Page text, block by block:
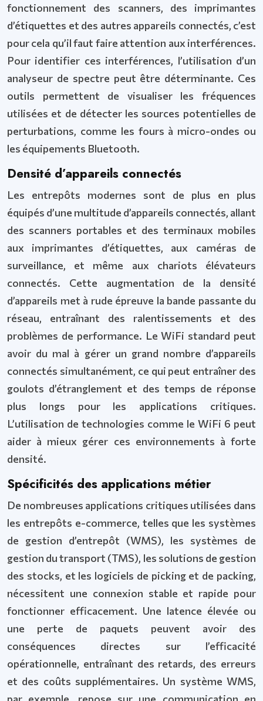
fonctionnement des scanners, des imprimantes
d’étiquettes et des autres appareils connectés, c’est
pour cela qu’il faut faire attention aux interférences.
Pour identifier ces interférences, l’utilisation d’un
analyseur de spectre peut être déterminante. Ces
outils permettent de visualiser les fréquences
utilisées et de détecter les sources potentielles de
perturbations, comme les fours à micro-ondes ou
les équipements Bluetooth.
Densité d’appareils connectés
Les entrepôts modernes sont de plus en plus
équipés d’une multitude d’appareils connectés, allant
des scanners portables et des terminaux mobiles
aux imprimantes d’étiquettes, aux caméras de
surveillance, et même aux chariots élévateurs
connectés. Cette augmentation de la densité
d’appareils met à rude épreuve la bande passante du
réseau, entraînant des ralentissements et des
problèmes de performance. Le WiFi standard peut
avoir du mal à gérer un grand nombre d’appareils
connectés simultanément, ce qui peut entraîner des
goulots d’étranglement et des temps de réponse
plus longs pour les applications critiques.
L’utilisation de technologies comme le WiFi 6 peut
aider à mieux gérer ces environnements à forte
densité.
Spécificités des applications métier
De nombreuses applications critiques utilisées dans
les entrepôts e-commerce, telles que les systèmes
de gestion d’entrepôt (WMS), les systèmes de
gestion du transport (TMS), les solutions de gestion
des stocks, et les logiciels de picking et de packing,
nécessitent une connexion stable et rapide pour
fonctionner efficacement. Une latence élevée ou
une perte de paquets peuvent avoir des
conséquences directes sur l’efficacité
opérationnelle, entraînant des retards, des erreurs
et des coûts supplémentaires. Un système WMS,